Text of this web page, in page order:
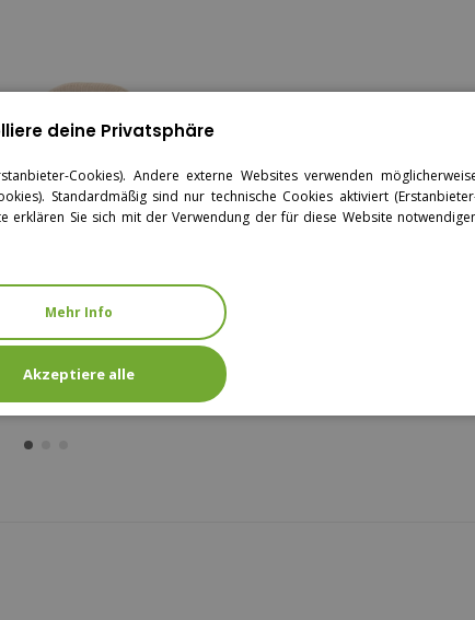
- SESSEL MIT HOHER
- RATTAN
CLASSICA -
deine Privatsphäre
Cookies). Andere externe Websites verwenden
Standardmäßig sind nur technische Cookies aktiviert
erklären Sie sich mit der Verwendung der für diese Website
Mehr Info
Akzeptiere alle